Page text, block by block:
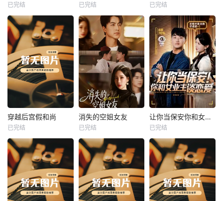
邪王追妻
未知
已完结
未知
已完结 我的AI女友
未知
已完结
热播
未知
穿越后宫假和尚
已完结
热播
未知
消失的空姐女友
已完结
热播
未知
让你当保安你和女业主谈恋爱
已完结